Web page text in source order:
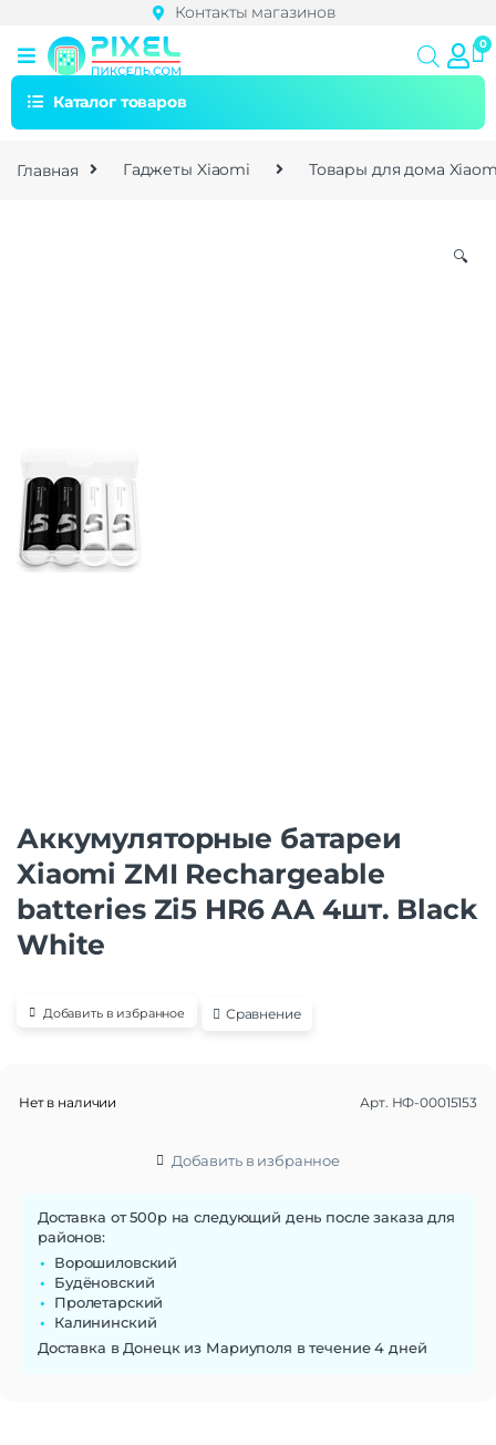
Контакты магазинов
Каталог товаров
Главная Гаджеты Xiaomi Товары для дома
🔍
Аккумуляторные батареи
Xiaomi ZMI Rechargeable
batteries Zi5 HR6 AA 4шт. Black
White
Добавить в избранное Сравнение
Нет в наличии Арт. НФ-00015153
Добавить в избранное
Доставка от 500р на следующий день после заказа для
районов:
Ворошиловский
Будёновский
Пролетарский
Калининский
Доставка в Донецк из Мариуполя в течение 4 дней